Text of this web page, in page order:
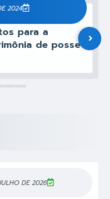
2024
para a
de posse
DE 2026